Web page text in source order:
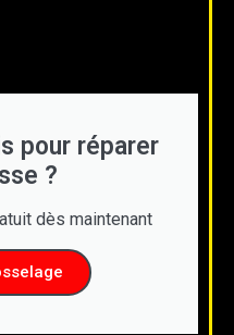
pour réparer
?
dès maintenant